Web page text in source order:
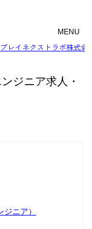
MENU
プレイネクストラボ株式
ジニア求人・
ニア）